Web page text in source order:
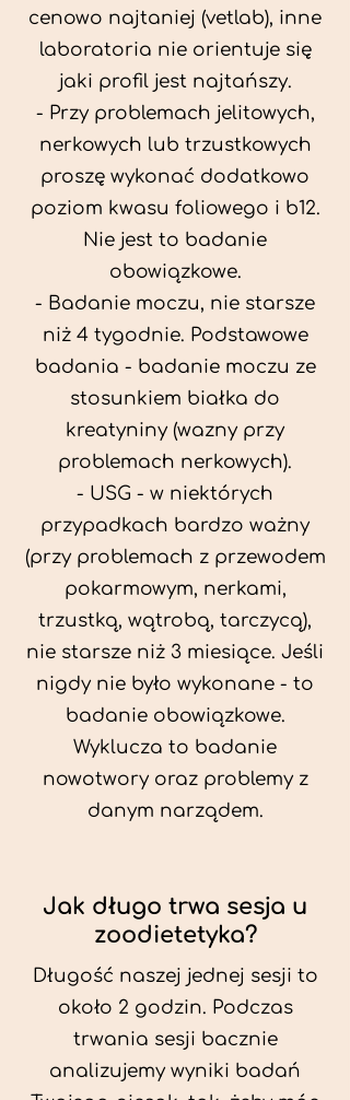
cenowo najtaniej (vetlab), inne
laboratoria nie orientuje się
jaki profil jest najtańszy.
- Przy problemach jelitowych,
nerkowych lub trzustkowych
proszę wykonać dodatkowo
poziom kwasu foliowego i b12.
Nie jest to badanie
obowiązkowe.
- Badanie moczu, nie starsze
niż 4 tygodnie. Podstawowe
badania - badanie moczu ze
stosunkiem białka do
kreatyniny (wazny przy
problemach nerkowych).
- USG - w niektórych
przypadkach bardzo ważny
(przy problemach z przewodem
pokarmowym, nerkami,
trzustką, wątrobą, tarczycą),
nie starsze niż 3 miesiące. Jeśli
nigdy nie było wykonane - to
badanie obowiązkowe.
Wyklucza to badanie
nowotwory oraz problemy z
danym narządem.
Jak długo trwa sesja u
zoodietetyka?
Długość naszej jednej sesji to
około 2 godzin. Podczas
trwania sesji bacznie
analizujemy wyniki badań